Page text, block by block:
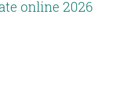
online 2026